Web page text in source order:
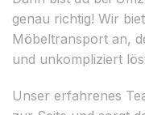
genau richtig! Wir
Möbeltransport an,
und unkompliziert
Unser erfahrenes